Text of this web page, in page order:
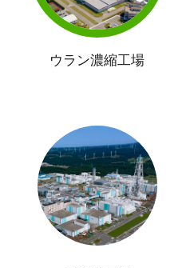
ウラン濃縮工場